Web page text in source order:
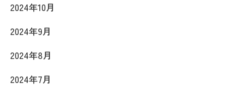
2024年10月
2024年9月
2024年8月
2024年7月